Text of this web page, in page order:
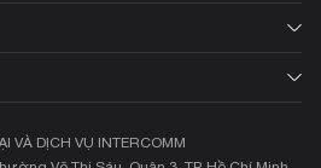
VÀ DỊCH VỤ INTERCOMM